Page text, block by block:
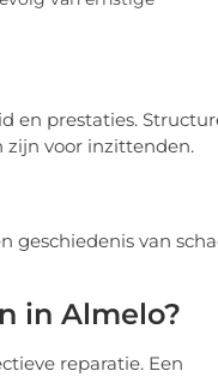
en prestaties.
voor inzittenden.
geschiedenis van
in Almelo?
reparatie. Een